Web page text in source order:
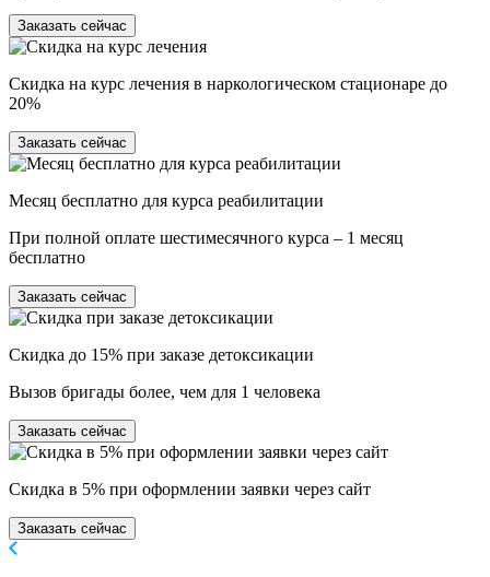
Заказать сейчас
Скидка на курс лечения в наркологическом стационаре до
20%
Заказать сейчас
Месяц бесплатно для курса реабилитации
При полной оплате шестимесячного курса – 1 месяц
бесплатно
Заказать сейчас
Скидка до 15% при заказе детоксикации
Вызов бригады более, чем для 1 человека
Заказать сейчас
Скидка в 5% при оформлении заявки через сайт
Заказать сейчас